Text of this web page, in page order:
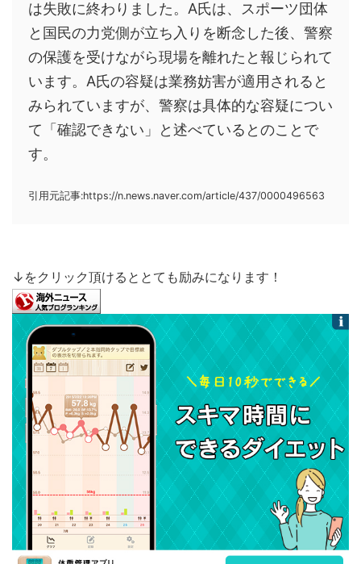
は失敗に終わりました。A氏は、スポーツ団体
と国民の力党側が立ち入りを断念した後、警察
の保護を受けながら現場を離れたと報じられて
います。A氏の容疑は業務妨害が適用されると
みられていますが、警察は具体的な容疑につい
て「確認できない」と述べているとのことで
す。
引用元記事:https://n.news.naver.com/article/437/0000496563
↓をクリック頂けるととても励みになります！